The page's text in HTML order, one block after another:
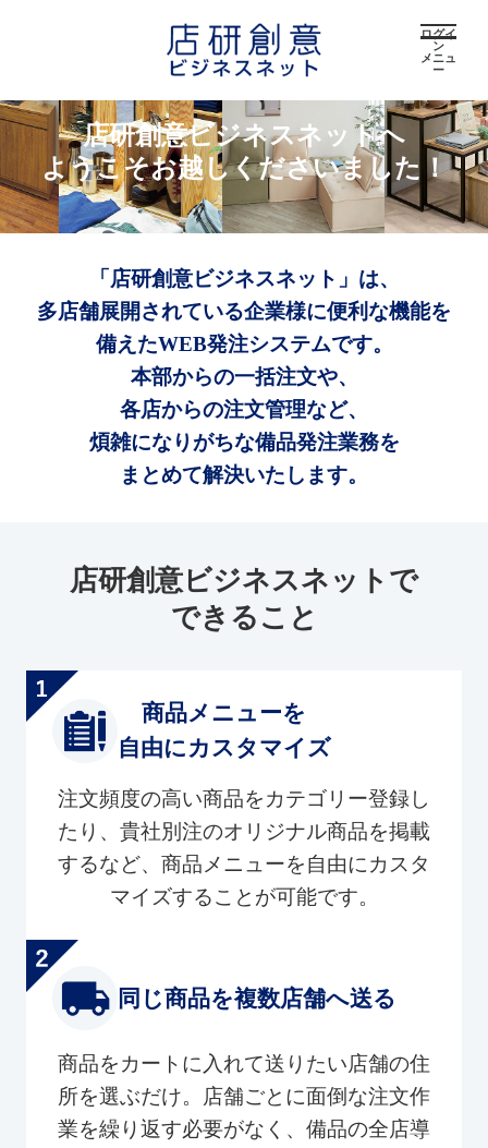
ログイ
ン
メニュ
ー
店研創意ビジネスネットへ
ようこそお越しくださいました！
「店研創意ビジネスネット」は、
多店舗展開されている企業様に便利な機能を
備えたWEB発注システムです。
本部からの一括注文や、
各店からの注文管理など、
煩雑になりがちな備品発注業務を
まとめて解決いたします。
店研創意ビジネスネットで
できること
商品メニューを
自由にカスタマイズ
注文頻度の高い商品をカテゴリー登録し
たり、貴社別注のオリジナル商品を掲載
するなど、商品メニューを自由にカスタ
マイズすることが可能です。
同じ商品を複数店舗へ送る
商品をカートに入れて送りたい店舗の住
所を選ぶだけ。店舗ごとに面倒な注文作
業を繰り返す必要がなく、備品の全店導